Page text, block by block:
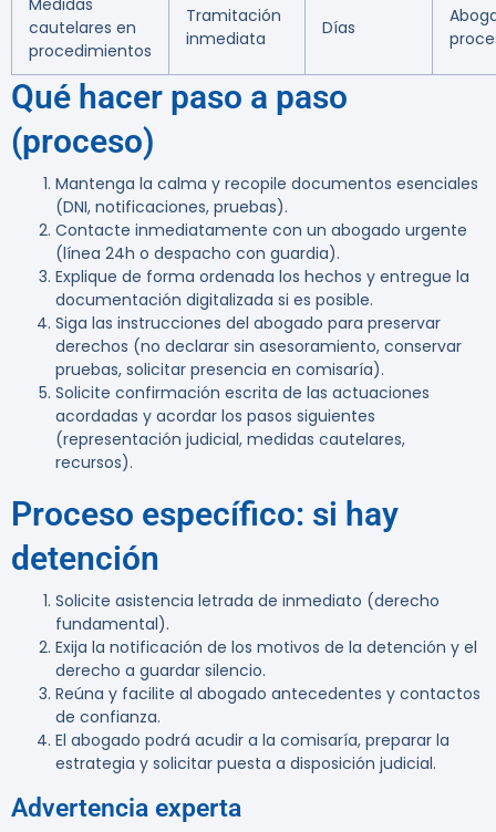
Medidas
cautelares en
procedimientos
Tramitación
inmediata
Días
Qué hacer paso a paso
(proceso)
Mantenga la calma y recopile documentos esenciales
(DNI, notificaciones, pruebas).
Contacte inmediatamente con un abogado urgente
(línea 24h o despacho con guardia).
Explique de forma ordenada los hechos y entregue la
documentación digitalizada si es posible.
Siga las instrucciones del abogado para preservar
derechos (no declarar sin asesoramiento, conservar
pruebas, solicitar presencia en comisaría).
Solicite confirmación escrita de las actuaciones
acordadas y acordar los pasos siguientes
(representación judicial, medidas cautelares,
recursos).
Proceso específico: si hay
detención
Solicite asistencia letrada de inmediato (derecho
fundamental).
Exija la notificación de los motivos de la detención y el
derecho a guardar silencio.
Reúna y facilite al abogado antecedentes y contactos
de confianza.
El abogado podrá acudir a la comisaría, preparar la
estrategia y solicitar puesta a disposición judicial.
Advertencia experta